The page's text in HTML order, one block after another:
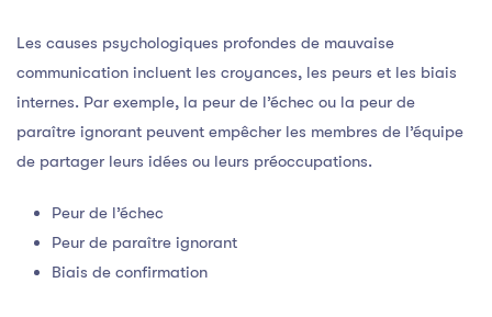
Les causes psychologiques profondes de mauvaise
communication incluent les croyances, les peurs et les biais
internes. Par exemple, la peur de l’échec ou la peur de
paraître ignorant peuvent empêcher les membres de l’équipe
de partager leurs idées ou leurs préoccupations.
Peur de l’échec
Peur de paraître ignorant
Biais de confirmation